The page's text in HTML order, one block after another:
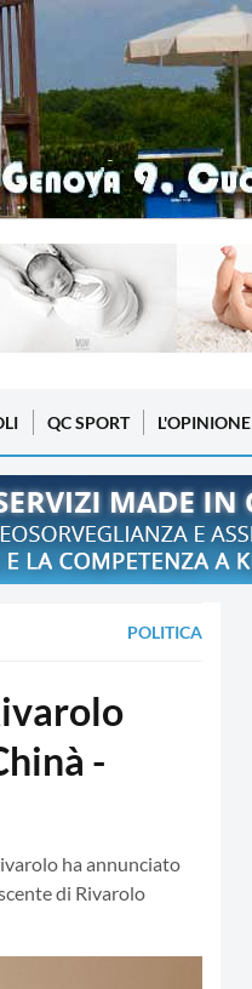
QC SPORT L'OPINIONE
POLITICA
-
ha annunciato
di Rivarolo